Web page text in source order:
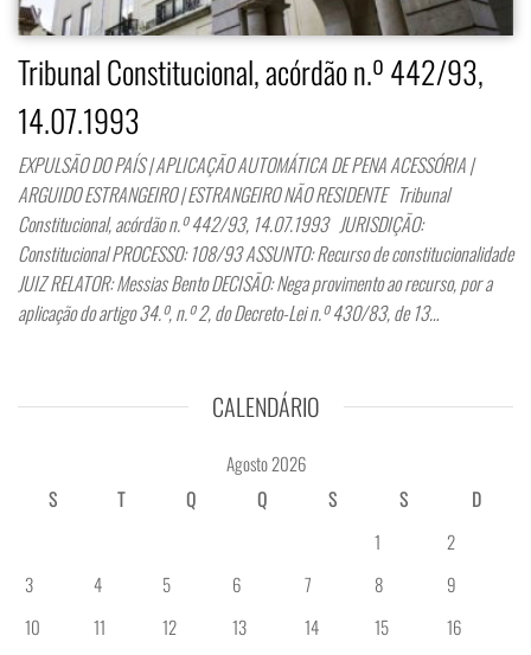
Tribunal Constitucional, acórdão n.º 442/93,
14.07.1993
EXPULSÃO DO PAÍS | APLICAÇÃO AUTOMÁTICA DE PENA ACESSÓRIA |
ARGUIDO ESTRANGEIRO | ESTRANGEIRO NÃO RESIDENTE Tribunal
Constitucional, acórdão n.º 442/93, 14.07.1993 JURISDIÇÃO:
Constitucional PROCESSO: 108/93 ASSUNTO: Recurso de constitucionalidade
JUIZ RELATOR: Messias Bento DECISÃO: Nega provimento ao recurso, por a
aplicação do artigo 34.º, n.º 2, do Decreto-Lei n.º 430/83, de 13…
CALENDÁRIO
Agosto 2026
S
T Q Q S S
D
1
2
3
4 5 6 7 8
9
10
11 12 13 14 15
16